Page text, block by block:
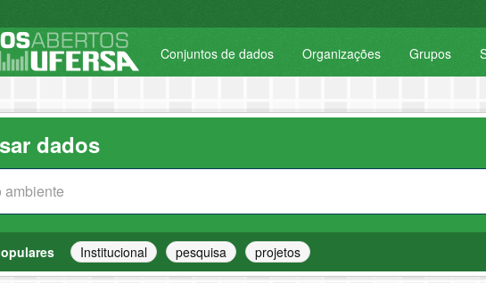
Conjuntos de dados Organizações Grupos
dados
Institucional pesquisa projetos